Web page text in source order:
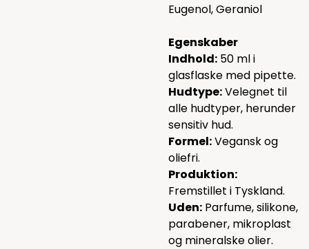
Eugenol, Geraniol
Egenskaber
Indhold: 50 ml i
glasflaske med pipette.
Hudtype:Velegnet til
alle hudtyper, herunder
sensitiv hud.
Formel:Vegansk og
oliefri.
Produktion:
Fremstillet i Tyskland.
Uden: Parfume, silikone,
parabener, mikroplast
og mineralske olier.